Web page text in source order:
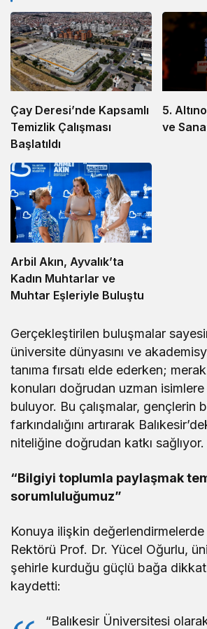
Çay Deresi’nde Kapsamlı
Temizlik Çalışması
Başlatıldı
5.
ve
Arbil Akın, Ayvalık’ta
Kadın Muhtarlar ve
Muhtar Eşleriyle Buluştu
Gerçekleştirilen buluşmalar
üniversite dünyasını ve
tanıma fırsatı elde ederken;
konuları doğrudan uzman isimlere
buluyor. Bu çalışmalar, gençlerin
farkındalığını artırarak
niteliğine doğrudan katkı sağlıyor.
“Bilgiyi toplumla paylaşmak
sorumluluğumuz”
Konuya ilişkin
Rektörü Prof. Dr. Yücel Oğurlu,
şehirle kurduğu güçlü bağa dikkat
kaydetti:
“Balıkesir Üniversitesi